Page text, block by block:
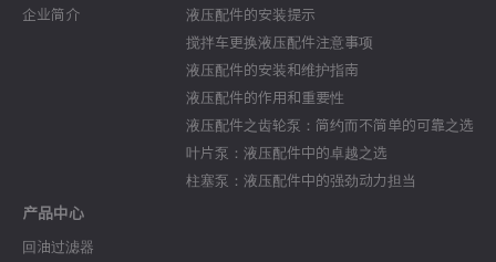
企业简介
液压配件的安装提示
搅拌车更换液压配件注意事项
液压配件的安装和维护指南
液压配件的作用和重要性
液压配件之齿轮泵：简约而不简单的可靠之选
叶片泵：液压配件中的卓越之选
柱塞泵：液压配件中的强劲动力担当
产品中心
回油过滤器